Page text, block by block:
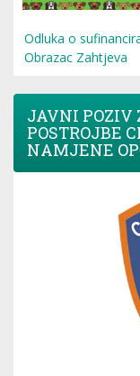
Odluka o
Obrazac Zahtjeva
JAVNI POZIV
POSTROJBE
NAMJENE